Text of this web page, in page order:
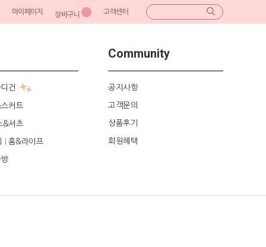
마이페이지 장바구니 고객센터
건
커트
&셔츠
홈&라이프
Community
공지사항
고객문의
상품후기
회원혜택